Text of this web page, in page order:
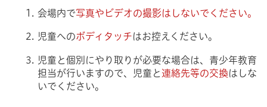
会場内で写真やビデオの撮影はしないでください。
児童へのボディタッチはお控えください。
児童と個別にやり取りが必要な場合は、青少年教育
担当が行いますので、児童と 連絡先等の交換はしな
いでください。